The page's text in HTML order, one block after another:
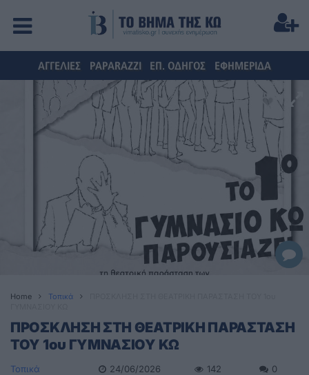
ΑΓΓΕΛΙΕΣ PAPARAZZI ΕΠ. ΟΔΗΓΟΣ ΕΦΗΜΕΡΙΔΑ
Home Τοπικά
ΠΡΟΣΚΛΗΣΗ ΣΤΗ ΘΕΑΤΡΙΚΗ ΠΑΡΑΣΤΑΣΗ
ΤΟΥ 1ου ΓΥΜΝΑΣΙΟΥ ΚΩ
Τοπικά 24/06/2026 142 0